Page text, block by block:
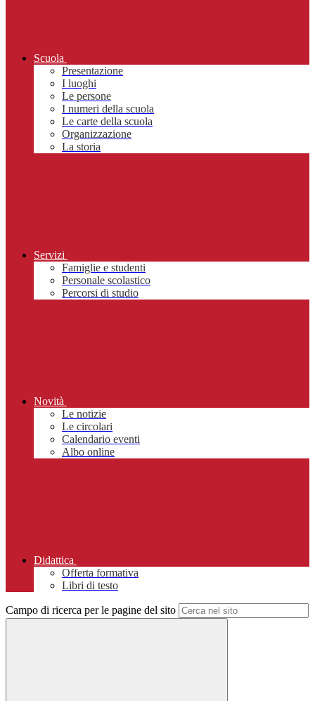
Scuola
Presentazione
I luoghi
Le persone
I numeri della scuola
Le carte della scuola
Organizzazione
La storia
Servizi
Famiglie e studenti
Personale scolastico
Percorsi di studio
Novità
Le notizie
Le circolari
Calendario eventi
Albo online
Didattica
Offerta formativa
Libri di testo
Campo di ricerca per le pagine del sito